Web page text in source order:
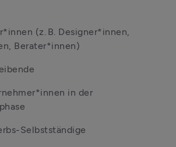
(z. B. Designer*innen,
Berater*innen)
in der
Selbstständige